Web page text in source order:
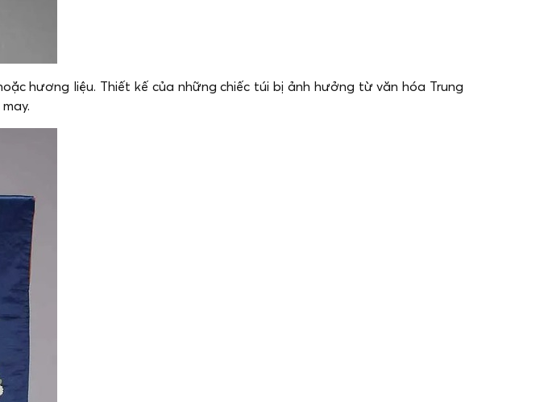
hương liệu. Thiết kế của những chiếc túi bị ảnh hưởng từ văn hóa Trung